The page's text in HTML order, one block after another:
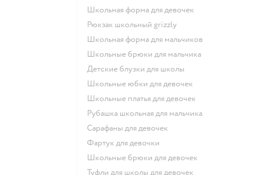
Школьная форма для девочек
Рюкзак школьный grizzly
Школьная форма для мальчиков
Школьные брюки для мальчика
Детские блузки для школы
Школьные юбки для девочек
Школьные платья для девочек
Рубашка школьная для мальчика
Сарафаны для девочек
Фартук для девочки
Школьные брюки для девочек
Туфли для школы для девочек